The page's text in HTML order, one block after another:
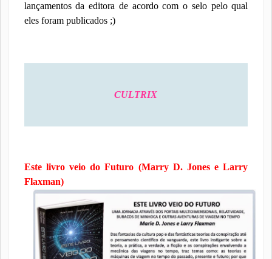
lançamentos da editora de acordo com o selo pelo qual
eles foram publicados ;)
CULTRIX
Este livro veio do Futuro (Marry D. Jones e Larry
Flaxman)